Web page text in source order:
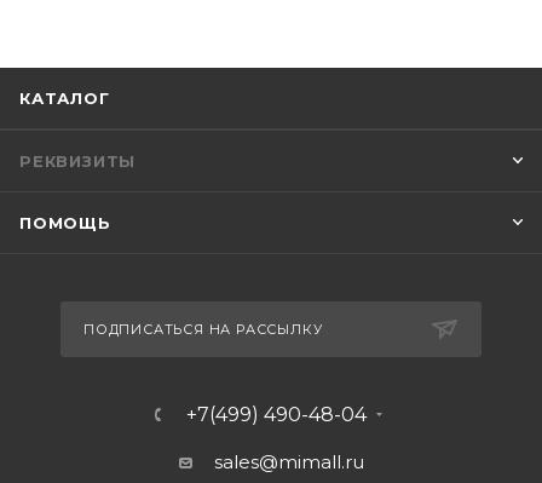
КАТАЛОГ
РЕКВИЗИТЫ
ПОМОЩЬ
ПОДПИСАТЬСЯ НА РАССЫЛКУ
+7(499) 490-48-04
sales@mimall.ru